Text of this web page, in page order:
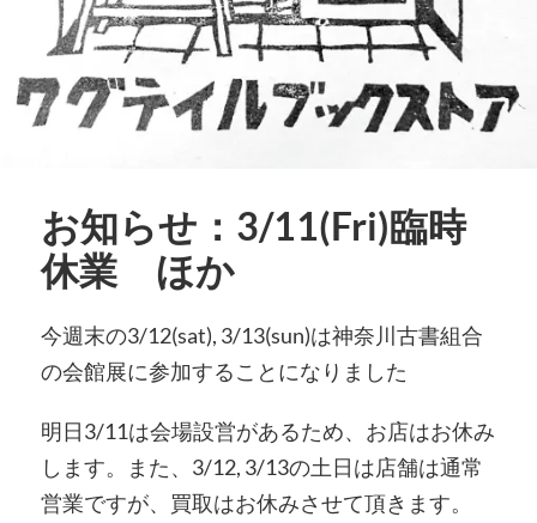
お知らせ：3/11(Fri)臨時
休業 ほか
今週末の3/12(sat), 3/13(sun)は神奈川古書組合
の会館展に参加することになりました
明日3/11は会場設営があるため、お店はお休み
します。また、3/12, 3/13の土日は店舗は通常
営業ですが、買取はお休みさせて頂きます。